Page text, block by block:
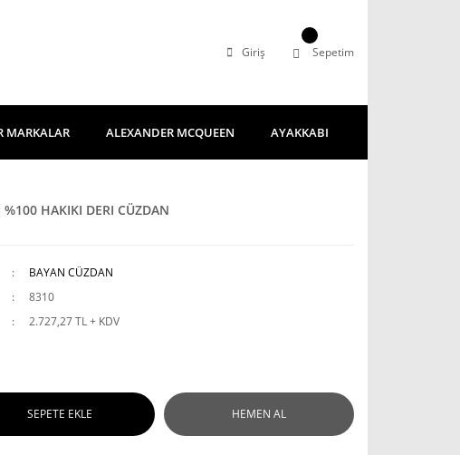
Giriş Sepetim
MARKALAR ALEXANDER MCQUEEN AYAKKABI
HAKIKI DERI CÜZDAN
BAYAN CÜZDAN
8310
2.727,27 TL + KDV
SEPETE EKLE HEMEN AL